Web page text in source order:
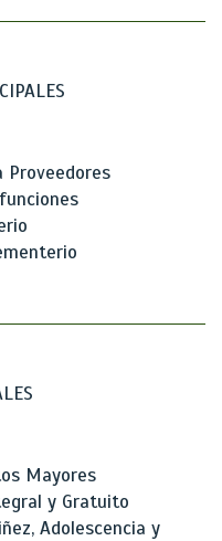
Proveedores
Mayores
y Gratuito
Adolescencia y